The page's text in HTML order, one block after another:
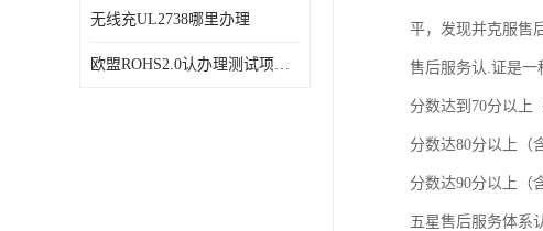
无线充UL2738哪里办理
欧盟ROHS2.0认办理测试项目有哪些
平，发现并克服售
售后服务认.证是一
分数达到70分以上
分数达80分以上（
分数达90分以上（
五星售后服务体系